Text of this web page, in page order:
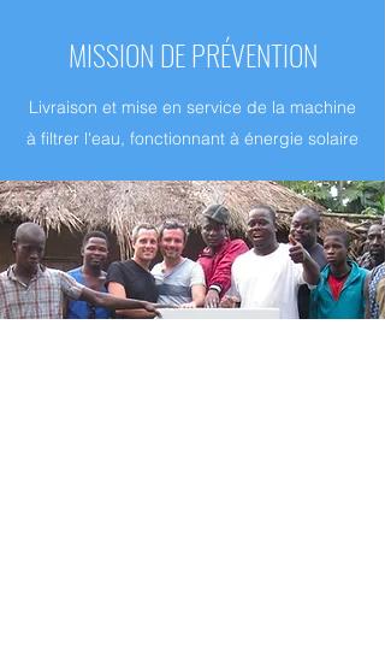
MISSION DE PRÉVENTION
Livraison et mise en service de la machine
à filtrer l'eau, fonctionnant à énergie solaire